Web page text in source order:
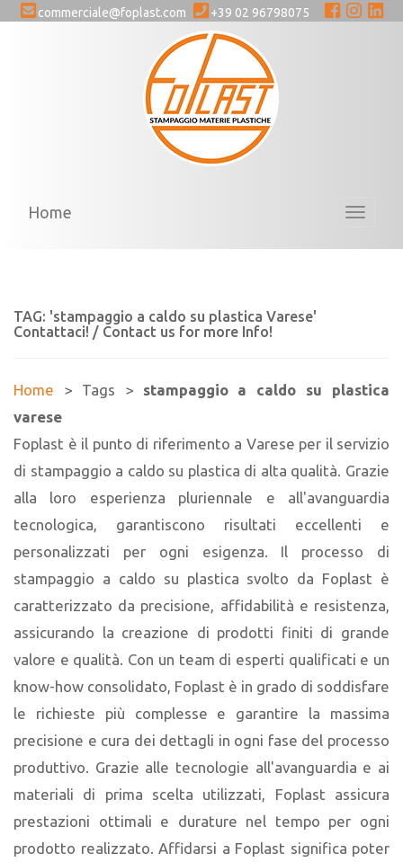
commerciale@foplast.com +39 02 96798075
Toggle
Home
TAG: 'stampaggio a caldo su plastica Varese'
Contattaci! / Contact us for more Info!
Home > Tags > stampaggio a caldo su plastica
varese
Foplast è il punto di riferimento a Varese per il servizio
di stampaggio a caldo su plastica di alta qualità. Grazie
alla loro esperienza pluriennale e all'avanguardia
tecnologica, garantiscono risultati eccellenti e
personalizzati per ogni esigenza. Il processo di
stampaggio a caldo su plastica svolto da Foplast è
caratterizzato da precisione, affidabilità e resistenza,
assicurando la creazione di prodotti finiti di grande
valore e qualità. Con un team di esperti qualificati e un
know-how consolidato, Foplast è in grado di soddisfare
le richieste più complesse e garantire la massima
precisione e cura dei dettagli in ogni fase del processo
produttivo. Grazie alle tecnologie all'avanguardia e ai
materiali di prima scelta utilizzati, Foplast assicura
prestazioni ottimali e durature nel tempo per ogni
prodotto realizzato. Affidarsi a Foplast significa poter